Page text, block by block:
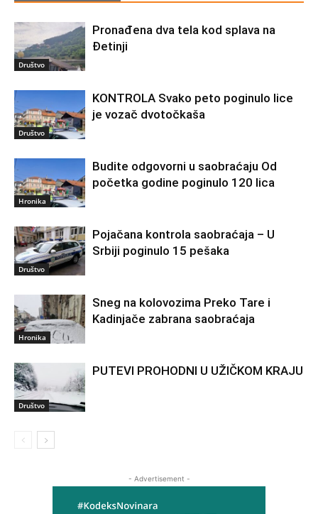
Društvo
Pronađena dva tela kod splava na
Đetinji
Društvo
KONTROLA Svako peto poginulo lice
je vozač dvotočkaša
Hronika
Budite odgovorni u saobraćaju Od
početka godine poginulo 120 lica
Društvo
Pojačana kontrola saobraćaja – U
Srbiji poginulo 15 pešaka
Hronika
Sneg na kolovozima Preko Tare i
Kadinjače zabrana saobraćaja
Društvo
PUTEVI PROHODNI U UŽIČKOM KRAJU
- Advertisement -